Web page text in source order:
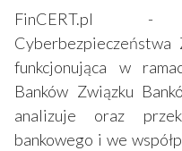
FinCERT.pl -
funkcjonująca w
Banków Związku
analizuje oraz
bankowego i we